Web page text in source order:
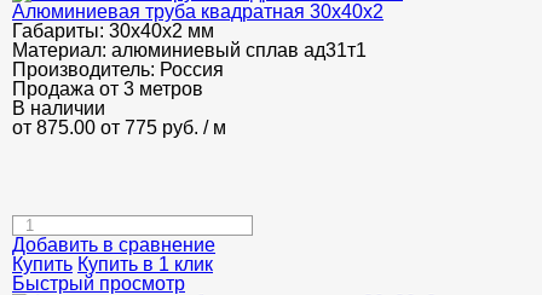
Алюминиевая труба квадратная 30х40х2
Габариты: 30х40х2 мм
Материал: алюминиевый сплав ад31т1
Производитель: Россия
Продажа от 3 метров
В наличии
от 875.00 от 775 руб. / м
Добавить в сравнение
Купить Купить в 1 клик
Быстрый просмотр